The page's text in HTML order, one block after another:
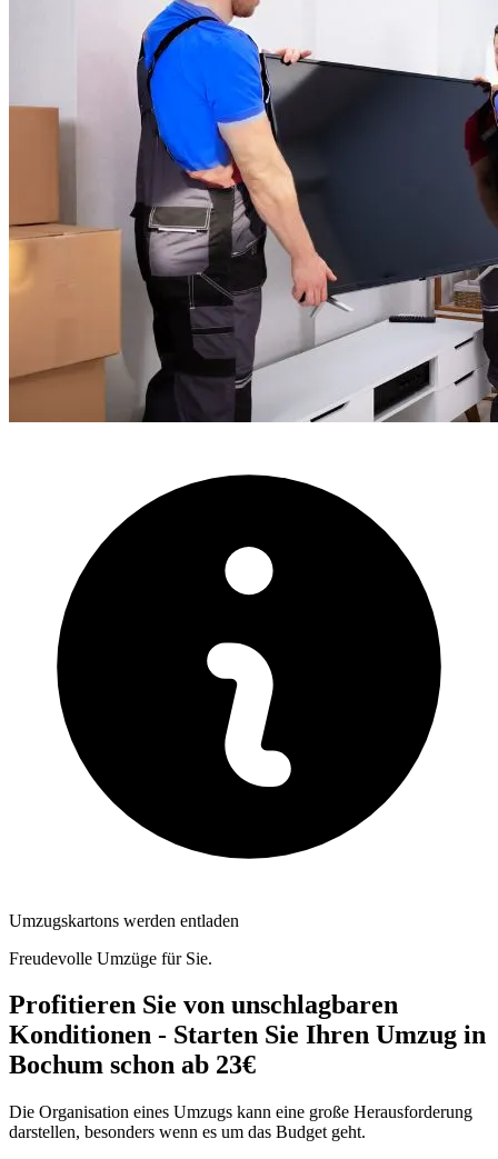
Umzugskartons werden entladen
Freudevolle Umzüge für Sie.
Profitieren Sie von unschlagbaren
Konditionen - Starten Sie Ihren Umzug in
Bochum schon ab 23€
Die Organisation eines Umzugs kann eine große Herausforderung
darstellen, besonders wenn es um das Budget geht.